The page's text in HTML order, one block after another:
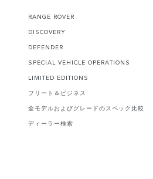
RANGE ROVER
DISCOVERY
DEFENDER
SPECIAL VEHICLE OPERATIONS
LIMITED EDITIONS
フリート＆ビジネス
全モデルおよびグレードのスペック比較
ディーラー検索